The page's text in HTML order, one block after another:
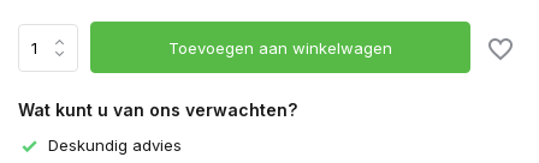
Toevoegen aan winkelwagen
Wat kunt u van ons verwachten?
Deskundig advies